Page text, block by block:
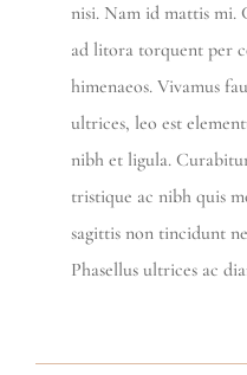
nisi. Nam id mattis mi.
ad litora torquent per
himenaeos. Vivamus
ultrices, leo est
nibh et ligula.
tristique ac nibh quis
sagittis non tincidunt
Phasellus ultrices ac